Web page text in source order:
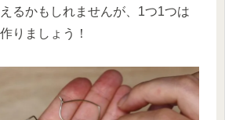
るかもしれませんが、1つ1つは
りましょう！